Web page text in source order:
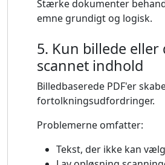
Stærke dokumenter
emne grundigt og logisk.
5. Kun billede eller
scannet indhold
Billedbaserede PDF'er
fortolkningsudfordringer.
Problemerne omfatter:
Tekst, der ikke kan